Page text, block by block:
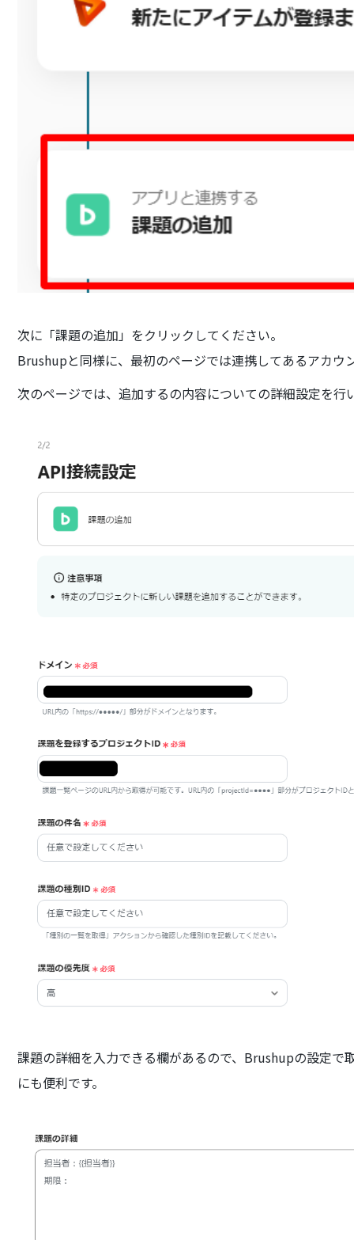
次に「課題の追加」をクリックしてください。
Brushupと同様に、最初のページでは連携してあるアカウ
次のページでは、追加するの内容についての詳細設定を行
課題の詳細を入力できる欄があるので、Brushupの設定
にも便利です。